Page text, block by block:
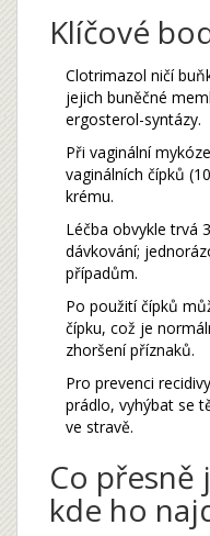
Klíčové
Clotrimazol ničí
jejich buněčné
ergosterol-syntázy.
Při vaginální
vaginálních čípků
krému.
Léčba obvykle trvá
dávkování;
případům.
Po použití čípků
čípku, což je
zhoršení příznaků.
Pro prevenci
prádlo, vyhýbat se
ve stravě.
Co přesně
kde ho